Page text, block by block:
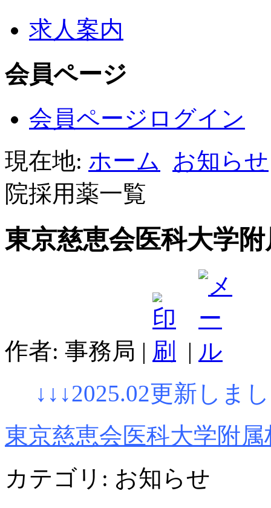
求人案内
会員ページ
会員ページログイン
現在地: ホーム
お知らせ
院採用薬一覧
東京慈恵会医科大学
作者: 事務局 |
|
↓↓↓2025.02更新しま
東京慈恵会医科大学附
カテゴリ: お知らせ